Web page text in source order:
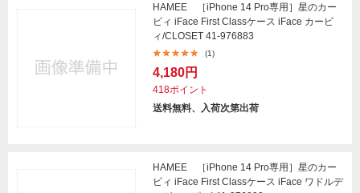
HAMEE ［iPhone 14 Pro専用］星のカー
ビィ iFace First Classケース iFace カービ
ィ/CLOSET 41-976883
(1)
4,180円
418ポイント
送料無料、入荷次第出荷
HAMEE ［iPhone 14 Pro専用］星のカー
ビィ iFace First Classケース iFace ワドルデ